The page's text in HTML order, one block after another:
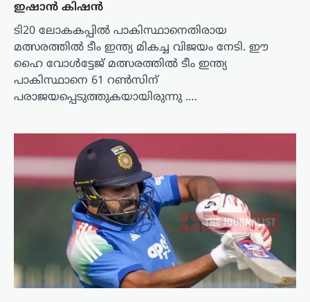
ഇഷാൻ കിഷൻ
ടി20 ലോകകപ്പിൽ പാകിസ്ഥാനെതിരായ
മത്സരത്തിൽ ടീം ഇന്ത്യ മികച്ച വിജയം നേടി. ഈ
ഹൈ വോൾട്ടേജ് മത്സരത്തിൽ ടീം ഇന്ത്യ
പാകിസ്ഥാനെ 61 റൺസിന്
പരാജയപ്പെടുത്തുകയായിരുന്നു .…